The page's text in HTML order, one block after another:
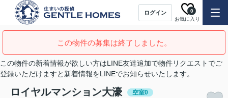
ログイン
お気に入り
0
この物件の募集は終了しました。
この物件の新着情報が欲しい方はLINE友達追加で物件リクエストでご
登録いただけますと新着情報をLINEでお知らせいたします。
ロイヤルマンション大濠 空室0